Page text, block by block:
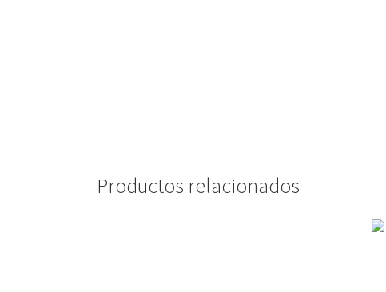
Productos relacionados